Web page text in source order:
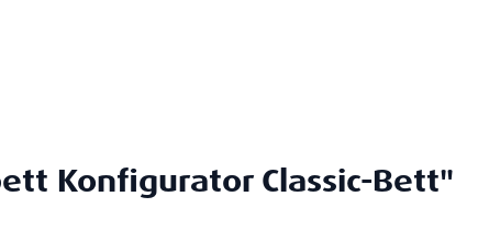
Konfigurator Classic-Bett"